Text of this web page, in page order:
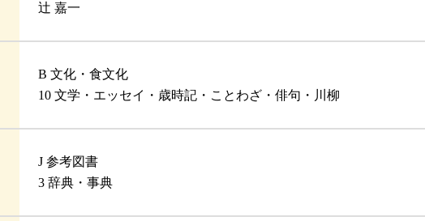
辻 嘉一
B 文化・食文化
10 文学・エッセイ・歳時記・ことわざ・俳句・川柳
J 参考図書
3 辞典・事典